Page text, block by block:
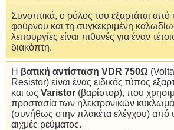
Συνοπτικά, ο ρόλος του εξαρτάται από
φούρνου και τη συγκεκριμένη
λειτουργίες είναι πιθανές για έναν
διακόπτη.
Η βατική αντίσταση VDR 750Ω
Resistor) είναι ένας ειδικός τύπος
και ως Varistor (βαρίστορ), που
προστασία των ηλεκτρονικών
(συνήθως στην πλακέτα ελέγχου) από
αιχμές ρεύματος.